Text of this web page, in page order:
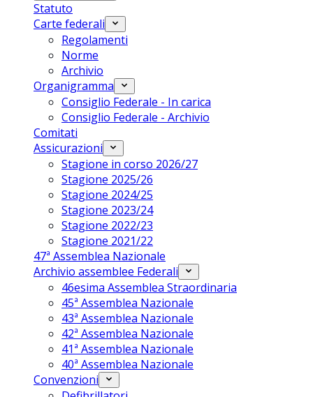
Statuto
Carte federali
Regolamenti
Norme
Archivio
Organigramma
Consiglio Federale - In carica
Consiglio Federale - Archivio
Comitati
Assicurazioni
Stagione in corso 2026/27
Stagione 2025/26
Stagione 2024/25
Stagione 2023/24
Stagione 2022/23
Stagione 2021/22
47ª Assemblea Nazionale
Archivio assemblee Federali
46esima Assemblea Straordinaria
45ª Assemblea Nazionale
43ª Assemblea Nazionale
42ª Assemblea Nazionale
41ª Assemblea Nazionale
40ª Assemblea Nazionale
Convenzioni